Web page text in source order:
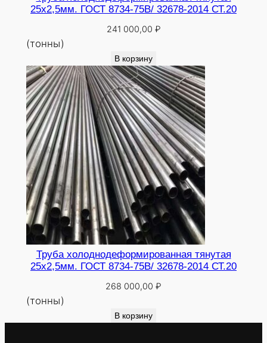
25х2,5мм. ГОСТ 8734-75В/ 32678-2014 СТ.20
241 000,00 ₽
(тонны)
В корзину
Труба холоднодеформированная тянутая
25х2,5мм. ГОСТ 8734-75В/ 32678-2014 СТ.20
268 000,00 ₽
(тонны)
В корзину